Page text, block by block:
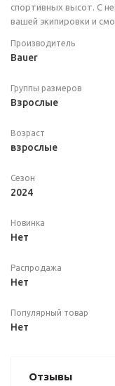
спортивных высот. С
вашей экипировки и
Производитель
Bauer
Группы размеров
Взрослые
Возраст
взрослые
Сезон
2024
Новинка
Нет
Распродажа
Нет
Популярный товар
Нет
Отзывы